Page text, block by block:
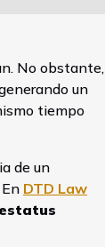
No obstante,
un
tiempo
de un
DTD Law